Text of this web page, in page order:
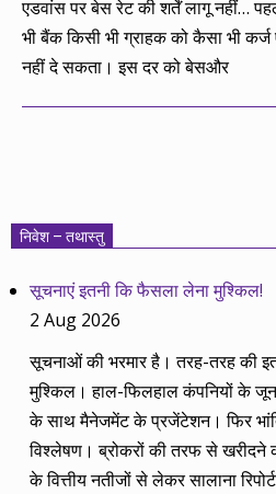
एडवांस पर बेस रेट की शर्तें लागू नहीं…
भी बैंक किसी भी ग्राहक को कैसा भी
नहीं दे सकता। इस दर को बेसऔर
निवेश – तथास्तु
सूचनाएं इतनी कि फैसला लेना मुश्किल!
2 Aug 2026
सूचनाओं की भरमार है। तरह-तरह की
मुश्किल। हाल-फिलहाल कंपनियों के
के साथ मैनेजमेंट के प्रजेंटेशन। फिर
विश्लेषण। ब्रोकरों की तरफ से
के वित्तीय नतीजों से लेकर सालाना